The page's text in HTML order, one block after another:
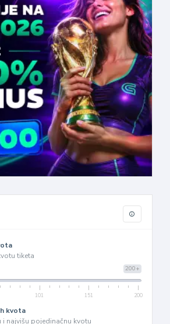
tiketa
200+
101 151 200
kvota
i najvišu pojedinačnu kvotu